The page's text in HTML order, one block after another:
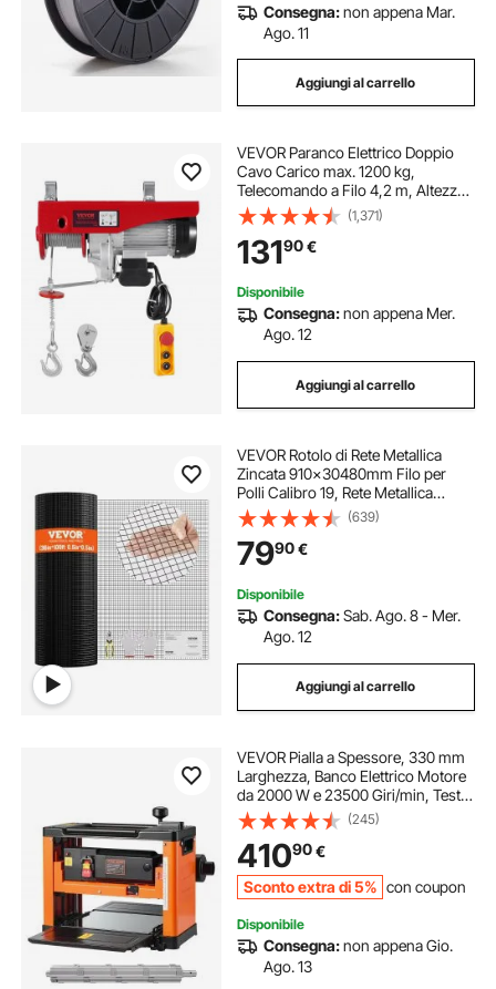
Consegna:non appena Mar.
Ago. 11
Aggiungi al carrello
VEVOR Paranco Elettrico Doppio
Cavo Carico max. 1200 kg,
Telecomando a Filo 4,2 m, Altezza
di Sollevamento Cavo Singolo 12 m,
Paranco Arresto di Emergenza,
Sollevatore per Garage, Magazzino,
Fabbrica
(1,371)
13190€
Disponibile
Consegna:non appena Mer.
Ago. 12
Aggiungi al carrello
VEVOR Rotolo di Rete Metallica
Zincata 910x30480mm Filo per
Polli Calibro 19, Rete Metallica
Rivestita in Vinile per Recinzioni per
Pollai, Recinzioni per Serpenti per
Conigli, Recinti per Pollame
(639)
7990€
Disponibile
Consegna:Sab. Ago. 8 - Mer.
Ago. 12
Aggiungi al carrello
VEVOR Pialla a Spessore, 330 mm
Larghezza, Banco Elettrico Motore
da 2000 W e 23500 Giri/min, Testa
di Taglio a Spirale con 24 Inserti,
Velocità Singola, per Materiali in
Legno Duro e Tenero
(245)
41090€
Sconto extra di 5% con coupon
Disponibile
Consegna:non appena Gio.
Ago. 13